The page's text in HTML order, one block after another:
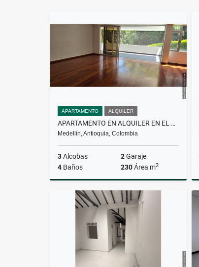
APARTAMENTO ALQUILER
APARTAMENTO EN ALQUILER EN EL POBLADO
Medellín, Antioquia, Colombia
3Alcobas 2Garaje
4 Baños 230Área m2
$17.000.000